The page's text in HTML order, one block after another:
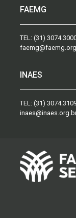
FAEMG
TEL: (31)
INAES
TEL: (31)